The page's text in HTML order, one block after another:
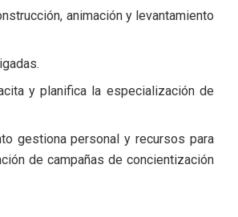
animación y levantamiento
y planifica la especialización de
gestiona personal y recursos para
de campañas de concientización